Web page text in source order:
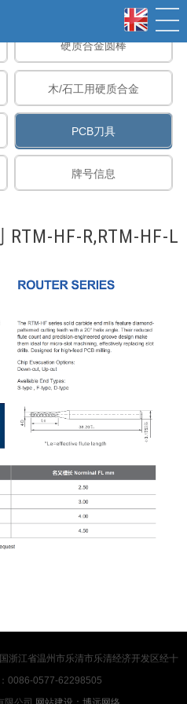
硬质合金圆棒
木/石工用硬质合金
PCB刀具
牌号信息
HF-R,RTM-HF-L
浙江省温州市乐清市乐清经济开发区经十
0086-0577-62298505